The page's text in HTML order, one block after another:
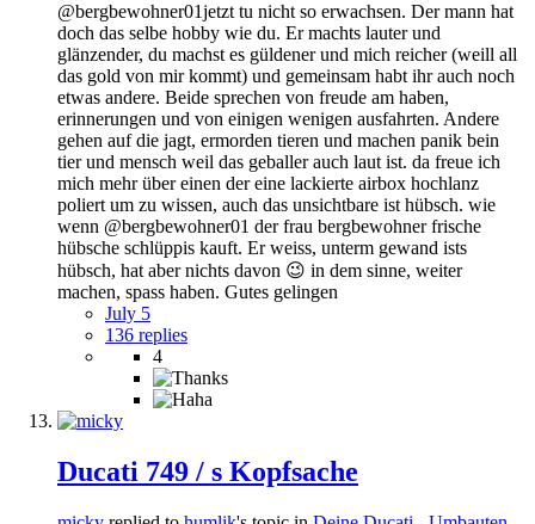
@bergbewohner01jetzt tu nicht so erwachsen. Der mann hat
doch das selbe hobby wie du. Er machts lauter und
glänzender, du machst es güldener und mich reicher (weill all
das gold von mir kommt) und gemeinsam habt ihr auch noch
etwas andere. Beide sprechen von freude am haben,
erinnerungen und von einigen wenigen ausfahrten. Andere
gehen auf die jagt, ermorden tieren und machen panik bein
tier und mensch weil das geballer auch laut ist. da freue ich
mich mehr über einen der eine lackierte airbox hochlanz
poliert um zu wissen, auch das unsichtbare ist hübsch. wie
wenn @bergbewohner01 der frau bergbewohner frische
hübsche schlüppis kauft. Er weiss, unterm gewand ists
hübsch, hat aber nichts davon 😉 in dem sinne, weiter
machen, spass haben. Gutes gelingen
July 5
136 replies
4
Ducati 749 / s Kopfsache